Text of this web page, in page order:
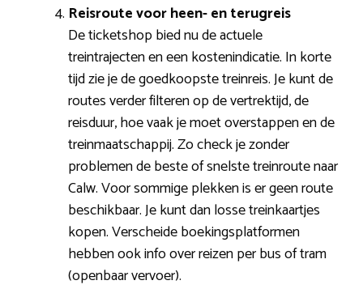
Reisroute voor heen- en terugreis
De ticketshop bied nu de actuele
treintrajecten en een kostenindicatie. In korte
tijd zie je de goedkoopste treinreis. Je kunt de
routes verder filteren op de vertrektijd, de
reisduur, hoe vaak je moet overstappen en de
treinmaatschappij. Zo check je zonder
problemen de beste of snelste treinroute naar
Calw. Voor sommige plekken is er geen route
beschikbaar. Je kunt dan losse treinkaartjes
kopen. Verscheide boekingsplatformen
hebben ook info over reizen per bus of tram
(openbaar vervoer).